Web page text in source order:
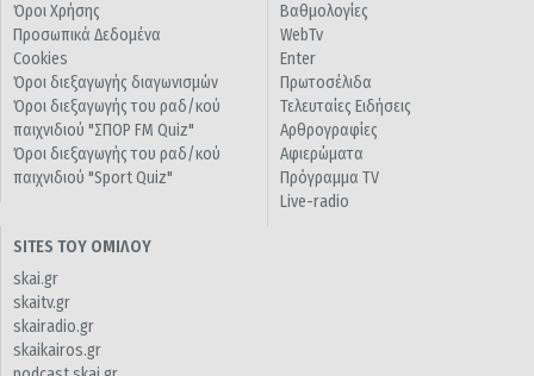
Όροι Χρήσης
Προσωπικά Δεδομένα
Cookies
Όροι διεξαγωγής διαγωνισμών
Όροι διεξαγωγής του ραδ/κού
παιχνιδιού "ΣΠΟΡ FM Quiz"
Όροι διεξαγωγής του ραδ/κού
παιχνιδιού "Sport Quiz"
Βαθμολογίες
WebTv
Enter
Πρωτοσέλιδα
Τελευταίες Ειδήσεις
Αρθρογραφίες
Αφιερώματα
Πρόγραμμα TV
Live-radio
SITES ΤΟΥ ΟΜΙΛΟΥ
skai.gr
skaitv.gr
skairadio.gr
skaikairos.gr